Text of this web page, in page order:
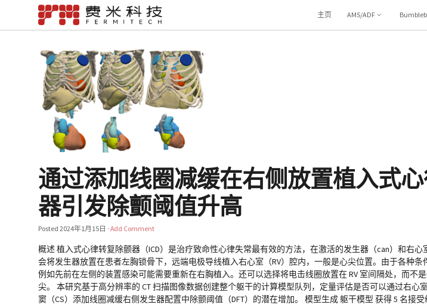
主页 AMS/ADF
通过添加线圈减缓在右侧放置植入式
器引发除颤阈值升高
Posted2024年1月15日 ·Add Comment
概述 植入式心律转复除颤器（ICD）是治疗致命性心律失常最有效的方法，在激活的发生器（can）和右
会将发生器放置在患者左胸锁骨下，远端电极导线植入右心室（RV）腔内，一般是心尖位置。由于各种条
例如先前在左侧的装置感染可能需要重新在右胸植入。还可以选择将电击线圈放置在 RV 室间隔处，而不
尖。 本研究基于高分辨率的 CT 扫描图像数据创建整个躯干的计算模型队列，定量评估是否可以通过右心
窦（CS）添加线圈减缓右侧发生器配置中除颤阈值（DFT）的潜在增加。 模型生成 躯干模型 获得 5 名接